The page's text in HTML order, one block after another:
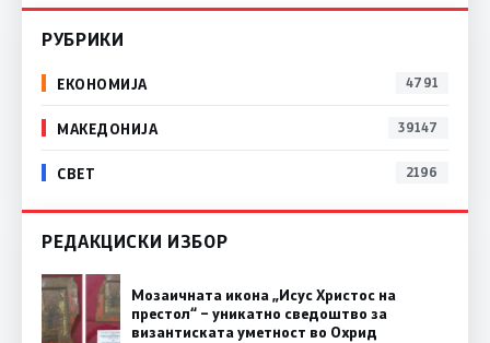
РУБРИКИ
ЕКОНОМИЈА 4791
МАКЕДОНИЈА 39147
СВЕТ 2196
РЕДАКЦИСКИ ИЗБОР
Мозаичната икона „Исус Христос на
престол“ – уникатно сведоштво за
византиската уметност во Охрид